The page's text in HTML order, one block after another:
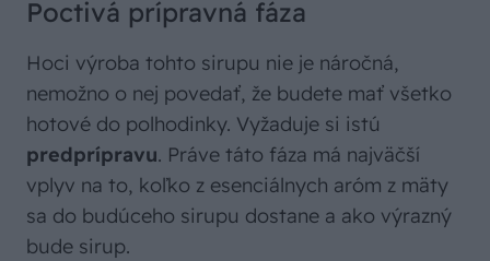
Poctivá prípravná fáza
Hoci výroba tohto sirupu nie je náročná,
nemožno o nej povedať, že budete mať všetko
hotové do polhodinky. Vyžaduje si istú
predprípravu. Práve táto fáza má najväčší
vplyv na to, koľko z esenciálnych aróm z mäty
sa do budúceho sirupu dostane a ako výrazný
bude sirup.